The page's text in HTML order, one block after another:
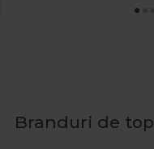
Branduri de top